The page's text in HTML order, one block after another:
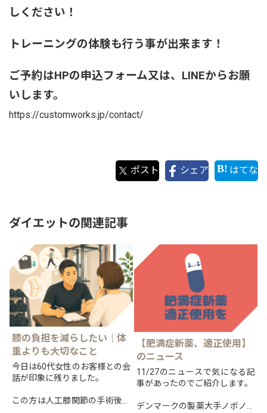
しください！
トレーニングの体験も行う事が出来ます！
ご予約はHPの申込フォーム又は、LINEからお願
いします。
https://customworks.jp/contact/
ポスト シェア はてな
ダイエットの関連記事
膝の負担を減らしたい｜体
重よりも大切なこと
今日は60代女性のお客様との会
話が印象に残りました。
この方は人工膝関節の手術後、
【肥満症新薬、適正使用】
のニュース
11/27のニュースで気になる記
事があったのでご紹介します。
デンマークの製薬大手ノボノル